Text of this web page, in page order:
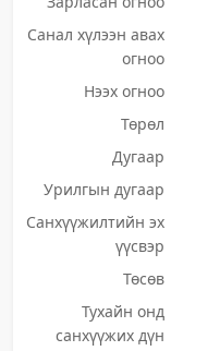
Санал хүлээн авах
огноо
Нээх огноо
Төрөл
Дугаар
Урилгын дугаар
Санхүүжилтийн эх
үүсвэр
Төсөв
Тухайн онд
санхүүжих дүн